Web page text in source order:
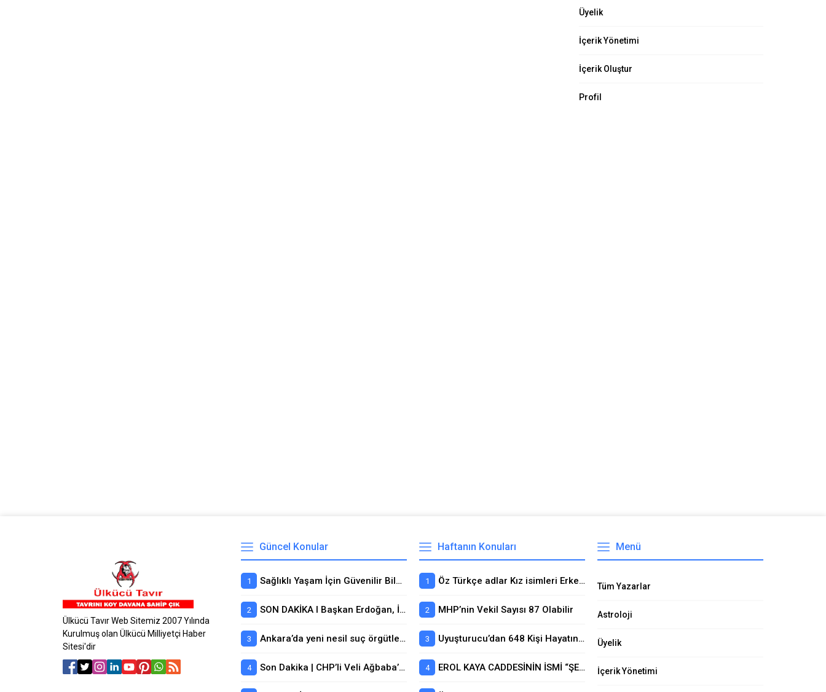
Üyelik
İçerik Yönetimi
İçerik Oluştur
Profil
Ülkücü Tavır Web Sitemiz 2007 Yılında
Kurulmuş olan Ülkücü Milliyetçi Haber
Sitesi'dir
Güncel Konular
Sağlıklı Yaşam İçin Güvenilir Bilginin Adresi
SON DAKİKA I Başkan Erdoğan, İtalya Başbakanı Meloni ile görüştü: ‘Müttefikler arasındaki bağ güçlendirilmeli’
Ankara’da yeni nesil suç örgütlerine dev operasyon! 55 şüpheli tutuklandı
Son Dakika | CHP’li Veli Ağbaba’nın yeğeni Ahmet Can Ağbaba ve Çankaya Belediye Başkanı Hüseyin Can Güner’in özel kalem müdürü gözaltına alındı
Haftanın Konuları
Öz Türkçe adlar Kız isimleri Erkek İsimleri GÖKTÜRK ADLARI Eski türk isimleri Ülkücü isimler Milliyetci isimler Bozkurt isimleri Öz Türk adları
MHP’nin Vekil Sayısı 87 Olabilir
Uyuşturucu’dan 648 Kişi Hayatını Kaybetti
EROL KAYA CADDESİNİN İSMİ “ŞEHİT ÖMER HALİSDEMİR CADDESİ” Mİ OLUYOR?
Menü
Tüm Yazarlar
Astroloji
Üyelik
İçerik Yönetimi